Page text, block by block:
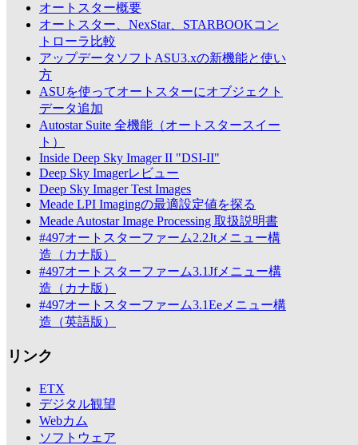
オートスター概要
オートスター、NexStar、STARBOOKコン
トローラ比較
アップデータソフトASU3.xの新機能と使い
方
ASUを使ってオートスターにオブジェクト
データ追加
Autostar Suite 全機能（オートスタースイー
ト）
Inside Deep Sky Imager II "DSI-II"
Deep Sky Imagerレビュー
Deep Sky Imager Test Images
Meade LPI Imagingの最適設定値を探る
Meade Autostar Image Processing 取扱説明書
#497オートスターファーム2.2Jtメニュー構
造（カナ版）
#497オートスターファーム3.1Jfメニュー構
造（カナ版）
#497オートスターファーム3.1Eeメニュー構
造（英語版）
リンク
ETX
デジタル観望
Webカム
ソフトウェア